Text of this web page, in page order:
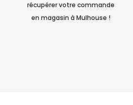
récupérer votre commande
en magasin à Mulhouse !